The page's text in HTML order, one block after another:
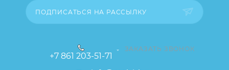
ПОДПИСАТЬСЯ НА РАССЫЛКУ
+7 861 203-51-71
ЗАКАЗАТЬ ЗВОНОК